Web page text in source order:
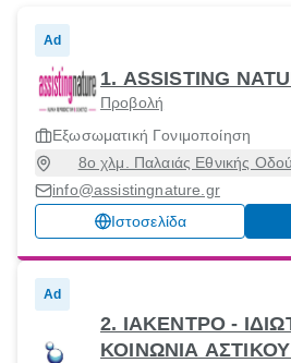
Ad
1. ASSISTING
Προβολή
Εξωσωματική Γονιμοποίηση
8ο χλμ. Παλαιάς Εθνικής
Λάρισα [Δήμος],
info@assistingnature.gr
Ιστοσελίδα
Ad
2. ΙΑΚΕΝΤΡΟ -
ΚΟΙΝΩΝΙΑ